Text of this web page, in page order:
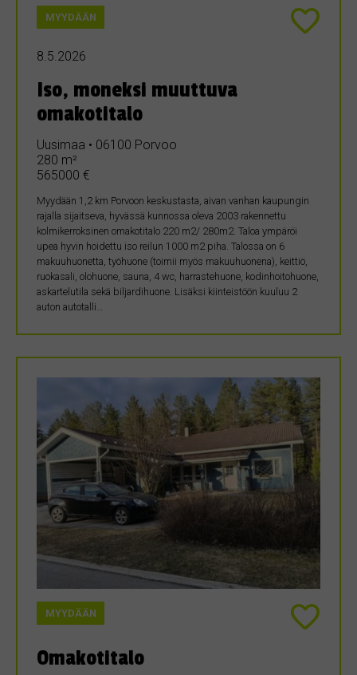
MYYDÄÄN
8.5.2026
Iso, moneksi muuttuva
omakotitalo
Uusimaa • 06100 Porvoo
280 m²
565000 €
Myydään 1,2 km Porvoon keskustasta, aivan vanhan kaupungin
rajalla sijaitseva, hyvässä kunnossa oleva 2003 rakennettu
kolmikerroksinen omakotitalo 220 m2/ 280m2. Taloa ympäröi
upea hyvin hoidettu iso reilun 1000 m2 piha. Talossa on 6
makuuhuonetta, työhuone (toimii myös makuuhuonena), keittiö,
ruokasali, olohuone, sauna, 4 wc, harrastehuone, kodinhoitohuone,
askartelutila sekä biljardihuone. Lisäksi kiinteistöön kuuluu 2
auton autotalli…
MYYDÄÄN
Omakotitalo